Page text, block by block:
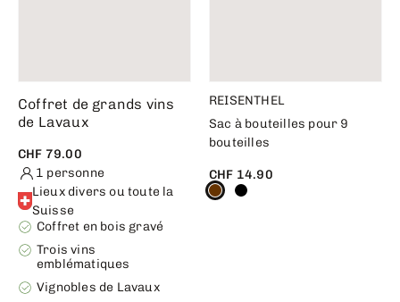
Coffret de grands vins
de Lavaux
CHF 79.00
1 personne
Lieux divers ou toute la
Suisse
Coffret en bois gravé
Trois vins
emblématiques
Vignobles de Lavaux
REISENTHEL
Sac à bouteilles pour 9
bouteilles
CHF 14.90